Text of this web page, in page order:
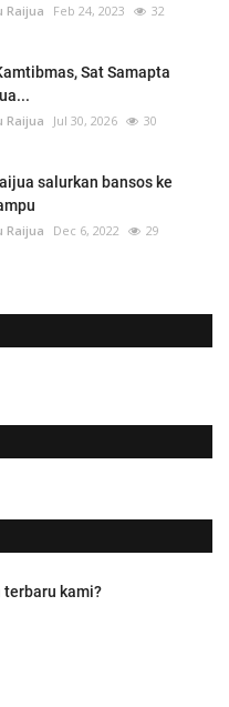
Raijua Feb 24, 2023 32
Sat Samapta
Raijua Jul 30, 2026 30
salurkan bansos ke
Raijua Dec 6, 2022 29
terbaru kami?